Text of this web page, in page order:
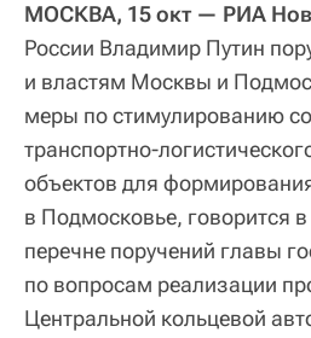
МОСКВА, 15 окт — РИА
России Владимир Путин
и властям Москвы и
меры по стимулированию
транспортно-
объектов для
в Подмосковье, говорится
перечне поручений главы
по вопросам реализации
Центральной кольцевой